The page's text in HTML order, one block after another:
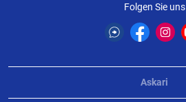
Folgen Sie uns
Askari